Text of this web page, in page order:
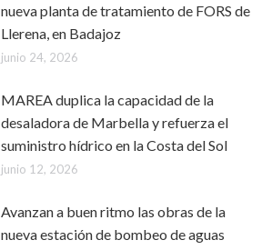
nueva planta de tratamiento de FORS de
Llerena, en Badajoz
junio 24, 2026
MAREA duplica la capacidad de la
desaladora de Marbella y refuerza el
suministro hídrico en la Costa del Sol
junio 12, 2026
Avanzan a buen ritmo las obras de la
nueva estación de bombeo de aguas